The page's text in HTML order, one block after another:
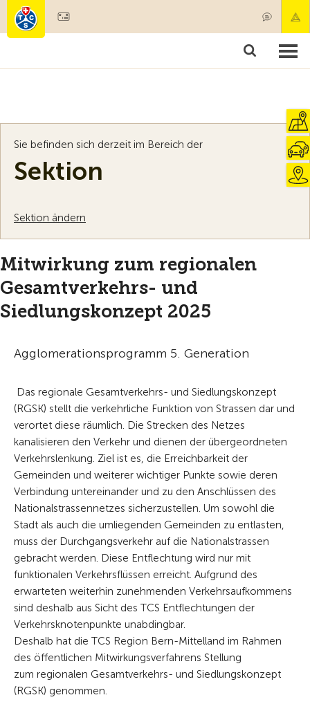
Mitgliedschaft & Leistungen
Sie befinden sich derzeit im Bereich der
Sektion
Sektion ändern
Mitwirkung zum regionalen
Gesamtverkehrs- und
Siedlungskonzept 2025
Agglomerationsprogramm 5. Generation
Das regionale Gesamtverkehrs- und Siedlungskonzept
(RGSK) stellt die verkehrliche Funktion von Strassen dar und
verortet diese räumlich. Die Strecken des Netzes
kanalisieren den Verkehr und dienen der übergeordneten
Verkehrslenkung. Ziel ist es, die Erreichbarkeit der
Gemeinden und weiterer wichtiger Punkte sowie deren
Verbindung untereinander und zu den Anschlüssen des
Nationalstrassennetzes sicherzustellen. Um sowohl die
Stadt als auch die umliegenden Gemeinden zu entlasten,
muss der Durchgangsverkehr auf die Nationalstrassen
gebracht werden. Diese Entflechtung wird nur mit
funktionalen Verkehrsflüssen erreicht. Aufgrund des
erwarteten weiterhin zunehmenden Verkehrsaufkommens
sind deshalb aus Sicht des TCS Entflechtungen der
Verkehrsknotenpunkte unabdingbar.
Deshalb hat die TCS Region Bern-Mittelland im Rahmen
des öffentlichen Mitwirkungsverfahrens Stellung
zum regionalen Gesamtverkehrs- und Siedlungskonzept
(RGSK) genommen.